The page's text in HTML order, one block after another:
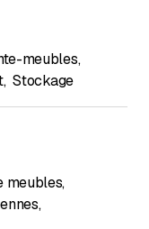
meubles,
, Stockage
meubles,
,